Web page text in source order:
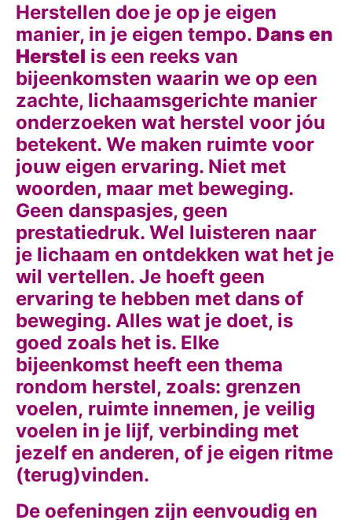
Herstellen doe je op je eigen
manier, in je eigen tempo. Dans en
Herstel is een reeks van
bijeenkomsten waarin we op een
zachte, lichaamsgerichte manier
onderzoeken wat herstel voor jóu
betekent. We maken ruimte voor
jouw eigen ervaring. Niet met
woorden, maar met beweging.
Geen danspasjes, geen
prestatiedruk. Wel luisteren naar
je lichaam en ontdekken wat het je
wil vertellen. Je hoeft geen
ervaring te hebben met dans of
beweging. Alles wat je doet, is
goed zoals het is. Elke
bijeenkomst heeft een thema
rondom herstel, zoals: grenzen
voelen, ruimte innemen, je veilig
voelen in je lijf, verbinding met
jezelf en anderen, of je eigen ritme
(terug)vinden.
De oefeningen zijn eenvoudig en